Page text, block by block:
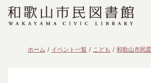
ホーム イベント一覧 こども 和歌山市民